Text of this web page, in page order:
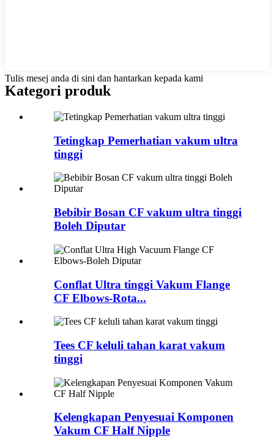
Tulis mesej anda di sini dan hantarkan kepada kami
Kategori produk
Tetingkap Pemerhatian vakum ultra
tinggi
Bebibir Bosan CF vakum ultra tinggi
Boleh Diputar
Conflat Ultra tinggi Vakum Flange
CF Elbows-Rota...
Tees CF keluli tahan karat vakum
tinggi
Kelengkapan Penyesuai Komponen
Vakum CF Half Nipple